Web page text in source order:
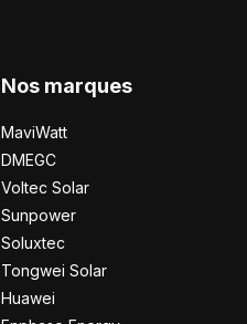
Nos marques
MaviWatt
DMEGC
Voltec Solar
Sunpower
Soluxtec
Tongwei Solar
Huawei